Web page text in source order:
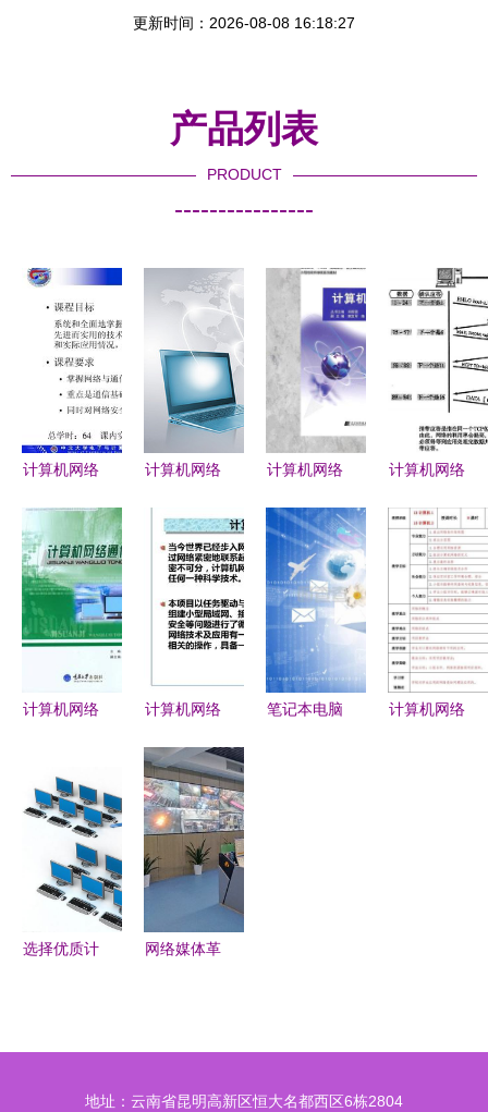
更新时间：2026-08-08 16:18:27
产品列表
PRODUCT
----------------
计算机网络
从互联到智
能，开发者
的技术演进
之路
计算机网络
世界的无形
桥梁
计算机网络
理论、实践
与未来展望
计算机网络
从理论到应
用的创新之
路
计算机网络
发展历程、
核心原理与
未来展望
计算机网络
技术开发的
基石与前沿
笔记本电脑
计算机网络
选择优质计
网络媒体革
地址：云南省昆明高新区恒大名都西区6栋2804